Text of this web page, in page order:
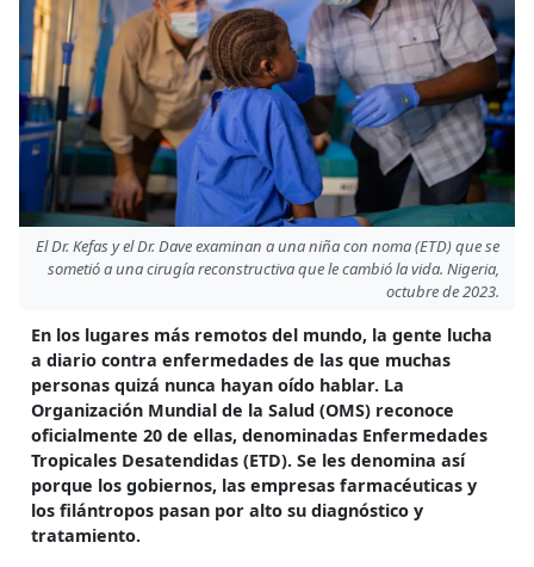
El Dr. Kefas y el Dr. Dave examinan a una niña con noma (ETD) que se
sometió a una cirugía reconstructiva que le cambió la vida. Nigeria,
octubre de 2023.
En los lugares más remotos del mundo, la gente lucha
a diario contra enfermedades de las que muchas
personas quizá nunca hayan oído hablar. La
Organización Mundial de la Salud (OMS) reconoce
oficialmente 20 de ellas, denominadas Enfermedades
Tropicales Desatendidas (ETD). Se les denomina así
porque los gobiernos, las empresas farmacéuticas y
los filántropos pasan por alto su diagnóstico y
tratamiento.